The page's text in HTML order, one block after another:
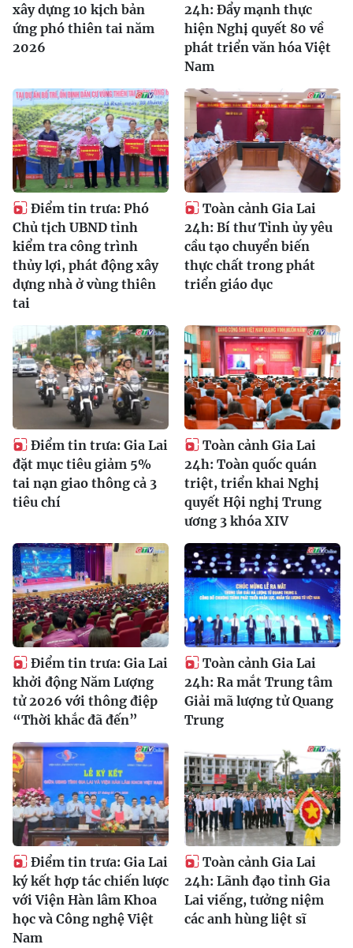
xây dựng 10 kịch bản
ứng phó thiên tai năm
2026
24h: Đẩy mạnh thực
hiện Nghị quyết 80 về
phát triển văn hóa Việt
Nam
Điểm tin trưa: Phó
Chủ tịch UBND tỉnh
kiểm tra công trình
thủy lợi, phát động xây
dựng nhà ở vùng thiên
tai
Toàn cảnh Gia Lai
24h: Bí thư Tỉnh ủy yêu
cầu tạo chuyển biến
thực chất trong phát
triển giáo dục
Điểm tin trưa: Gia Lai
đặt mục tiêu giảm 5%
tai nạn giao thông cả 3
tiêu chí
Toàn cảnh Gia Lai
24h: Toàn quốc quán
triệt, triển khai Nghị
quyết Hội nghị Trung
ương 3 khóa XIV
Điểm tin trưa: Gia Lai
khởi động Năm Lượng
tử 2026 với thông điệp
“Thời khắc đã đến”
Toàn cảnh Gia Lai
24h: Ra mắt Trung tâm
Giải mã lượng tử Quang
Trung
Điểm tin trưa: Gia Lai
ký kết hợp tác chiến lược
với Viện Hàn lâm Khoa
học và Công nghệ Việt
Nam
Toàn cảnh Gia Lai
24h: Lãnh đạo tỉnh Gia
Lai viếng, tưởng niệm
các anh hùng liệt sĩ